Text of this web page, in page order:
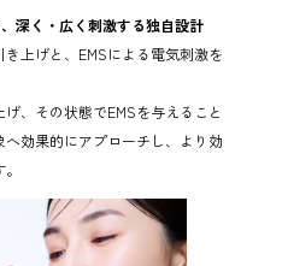
深く・広く刺激する独自設計
上げと、EMSによる電気刺激を
、その状態でEMSを与えること
効果的にアプローチし、より効